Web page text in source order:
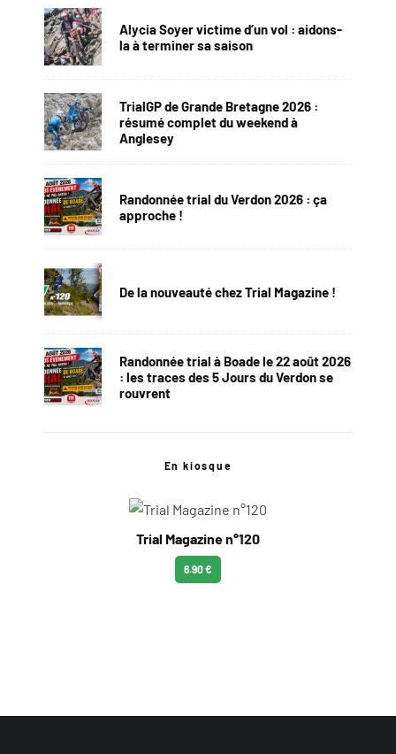
Alycia Soyer victime d’un vol : aidons-
la à terminer sa saison
TrialGP de Grande Bretagne 2026 :
résumé complet du weekend à
Anglesey
Randonnée trial du Verdon 2026 : ça
approche !
De la nouveauté chez Trial Magazine !
Randonnée trial à Boade le 22 août 2026
: les traces des 5 Jours du Verdon se
rouvrent
En kiosque
Trial Magazine n°120
6.90 €